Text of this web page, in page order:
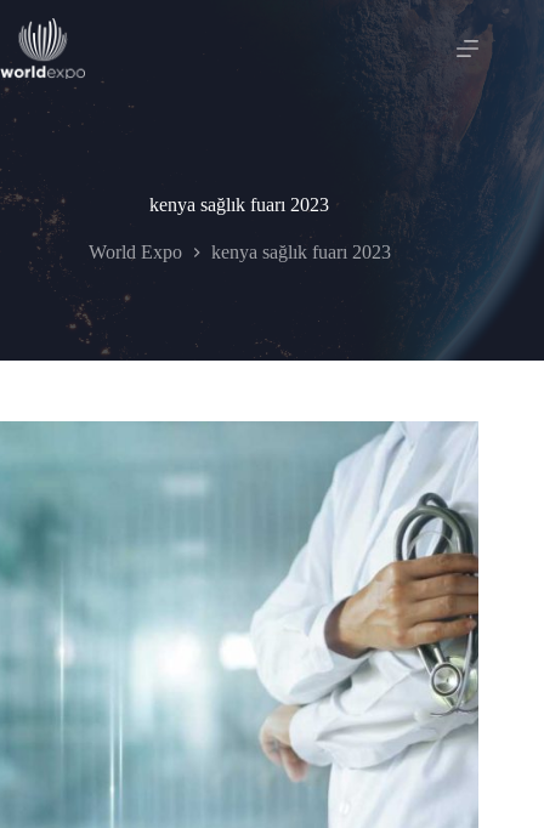
content
kenya sağlık fuarı 2023
World Expo kenya sağlık fuarı 2023